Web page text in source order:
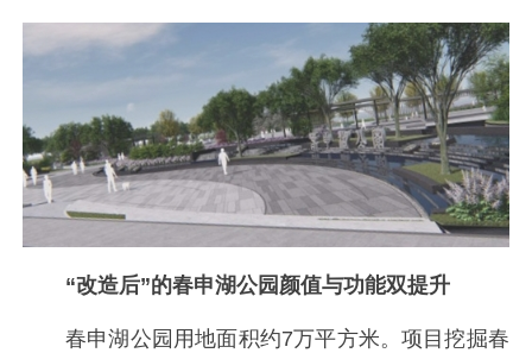
“改造后”的春申湖公园颜值与功能双提升
春申湖公园用地面积约7万平方米。项目挖掘春